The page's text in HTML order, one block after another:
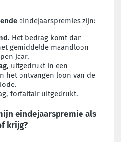
eindejaarspremies zijn:
. Het bedrag komt dan
gemiddelde maandloon
jaar.
, uitgedrukt in een
het ontvangen loon van de
forfaitair uitgedrukt.
eindejaarspremie als
krijg?